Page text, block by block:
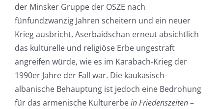
der Minsker Gruppe der OSZE nach
fünfundzwanzig Jahren scheitern und ein neuer
Krieg ausbricht, Aserbaidschan erneut absichtlich
das kulturelle und religiöse Erbe ungestraft
angreifen würde, wie es im Karabach-Krieg der
1990er Jahre der Fall war. Die kaukasisch-
albanische Behauptung ist jedoch eine Bedrohung
für das armenische Kulturerbein Friedenszeiten–